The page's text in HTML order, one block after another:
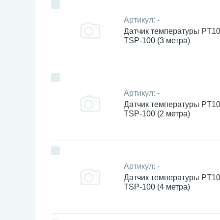
Артикул: -
Датчик температуры
TSP-100 (3 метра)
Артикул: -
Датчик температуры
TSP-100 (2 метра)
Артикул: -
Датчик температуры
TSP-100 (4 метра)